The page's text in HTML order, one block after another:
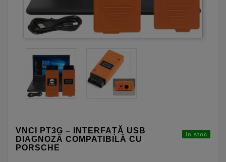
VNCI PT3G – INTERFAȚĂ USB
DIAGNOZĂ COMPATIBILĂ CU
PORSCHE
in stoc